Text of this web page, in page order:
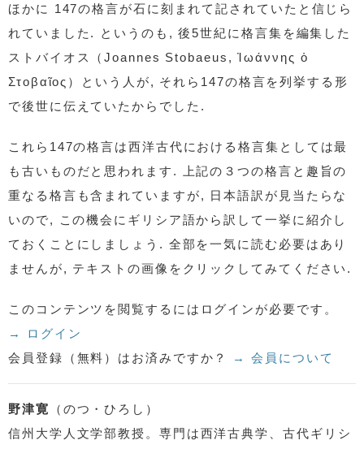
ほかに 147の格言が石に刻まれて記されていたと信じら
れていました. というのも, 後5世紀に格言集を編集した
ストバイオス（Joannes Stobaeus, Ἰωάννης ὁ
Στοβαῖος）という人が, それら147の格言を列挙する形
で後世に伝えていたからでした.
これら147の格言は西洋古代における格言集としては最
も古いものだと思われます. 上記の３つの格言と趣旨の
重なる格言も含まれていますが, 日本語訳が見当たらな
いので, この機会にギリシア語から訳して一挙に紹介し
ておくことにしましょう. 全部を一気に読む必要はあり
ませんが, テキストの画像をクリックしてみてください.
このコンテンツを閲覧するにはログインが必要です。
→ ログイン
会員登録（無料）はお済みですか？
→ 会員について
野津寛
（のつ・ひろし）
信州大学人文学部教授。専門は西洋古典学、古代ギリシ